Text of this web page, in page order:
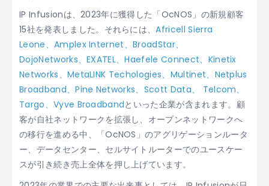
IP Infusionは、2023年に獲得した「OcNOS」の新規顧客
15社を発表しました。それらには、Africell Sierra
Leone、 Amplex Internet、BroadStar、
DojoNetworks、EXATEL、Haefele Connect、 Kinetix
Networks、 MetaLINK Techologies、 Multinet、 Netplus
Broadband、Pine Networks、 Scott Data、
Telcom、
Targo、 Vyve Broadbandといった企業が含まれます。顧
客が自社ネットワークを拡張し、オープンネットワークへ
の移行を進める中、「OcNOS」のアグリゲーションルータ
ー、データセンター、セルサイトルーターでのユースケー
スが引き続き売上全体を押し上げています。